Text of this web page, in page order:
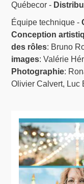
Québecor -
Équipe technique -
Conception
des rôles: Bruno
images: Valérie
Photographie:
Olivier Calvert, Luc